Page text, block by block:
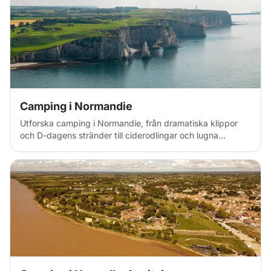
italienskt inflytande och fransk charm.
Camping i Normandie
Utforska camping i Normandie, från dramatiska klippor
och D-dagens stränder till ciderodlingar och lugna
kusten, luftiga trakter nära Mont Saint-Michel och
gårdsstopp på den historiska norra franska landsbygden
med dess atlantiska charm.